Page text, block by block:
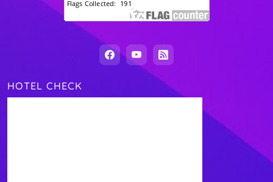
HOTEL CHECK